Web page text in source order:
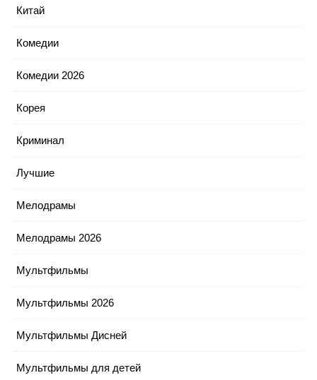
Китай
Комедии
Комедии 2026
Корея
Криминал
Лучшие
Мелодрамы
Мелодрамы 2026
Мультфильмы
Мультфильмы 2026
Мультфильмы Дисней
Мультфильмы для детей